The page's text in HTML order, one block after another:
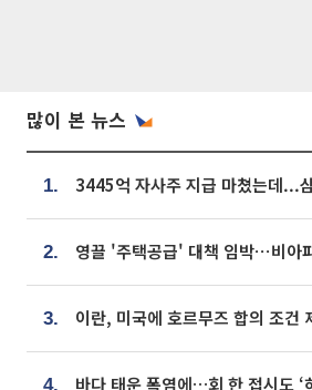
많이 본 뉴스
1.
2.
3.
4. 바다 태운 폭염에…회 한 접시도 ‘